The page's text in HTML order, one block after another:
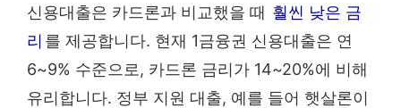
신용대출은 카드론과 비교했을 때 훨씬 낮은 금
리 를 제공합니다. 현재 1금융권 신용대출은 연
6~9% 수준으로, 카드론 금리가 14~20%에 비해
유리합니다. 정부 지원 대출, 예를 들어 햇살론이